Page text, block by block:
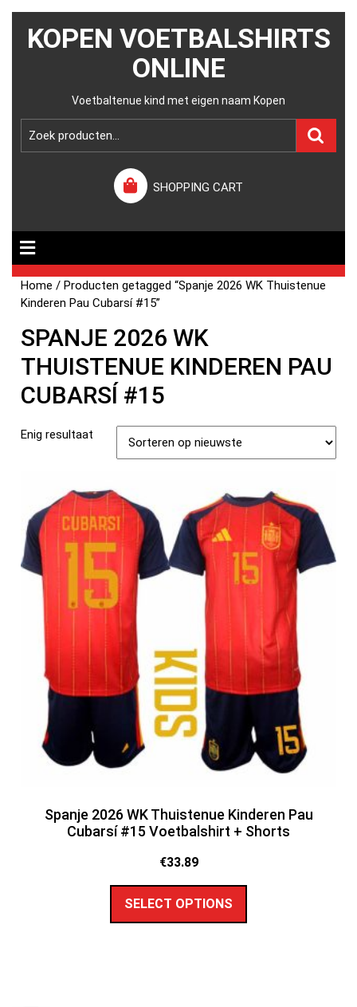
KOPEN VOETBALSHIRTS
ONLINE
Voetbaltenue kind met eigen naam Kopen
SHOPPING CART
Home / Producten getagged “Spanje 2026 WK Thuistenue
Kinderen Pau Cubarsí #15”
SPANJE 2026 WK
THUISTENUE KINDEREN PAU
CUBARSÍ #15
Enig resultaat
Spanje 2026 WK Thuistenue Kinderen Pau
Cubarsí #15 Voetbalshirt + Shorts
€33.89
SELECT OPTIONS